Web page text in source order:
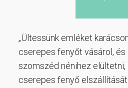
„Ültessünk emléket
cserepes fenyőt vásárol, és
szomszéd nénihez
cserepes fenyő